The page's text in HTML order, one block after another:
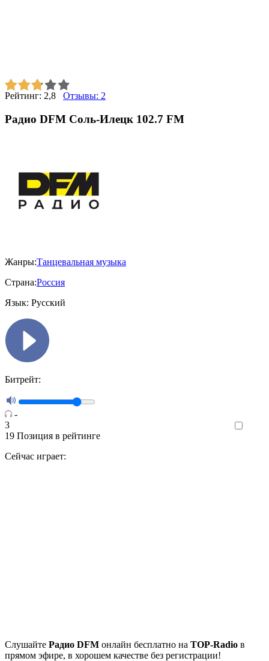
Рейтинг: 2,8 Отзывы: 2
Радио DFM Соль-Илецк 102.7 FM
Жанры:Танцевальная музыка
Страна:Россия
Язык: Русский
Битрейт:
-
3
19 Позиция в рейтинге
Сейчас играет:
Cлушайте Радио DFM онлайн бесплатно на TOP-Radio в
прямом эфире, в хорошем качестве без регистрации!